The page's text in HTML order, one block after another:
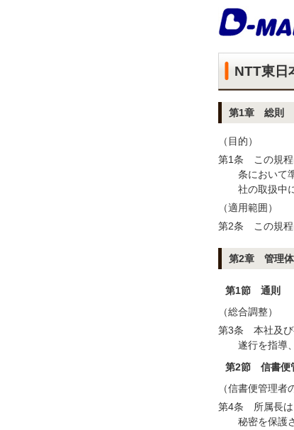
NTT東
第1章 総則
（目的）
第1条 この規程
条において
社の取扱中
（適用範囲）
第2条 この規程
第2章 管理体
第1節 通則
（総合調整）
第3条 本社及び
遂行を指導
第2節 信書便
（信書便管理者
第4条 所属長は
秘密を保護